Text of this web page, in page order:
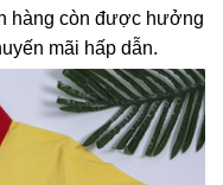
hàng còn được hưởng
mãi hấp dẫn.